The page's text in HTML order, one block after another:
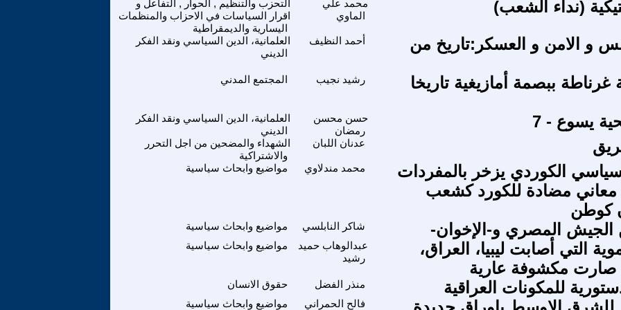
التحزب والتنظيم , الحوار , التفاعل و
اقرار السياسات في الاحزاب والمنظمات
اليسارية والديمقراطية
محمد علي
الماوي
(نداء الشعب)
العلمانية، الدين السياسي ونقد الفكر
الديني
أحمد النظيف و الامن و العسكر:تاريخ من
المجتمع المدني رشيد نجيب غرناطة ببصمة أمازيغية تاريخا
العلمانية، الدين السياسي ونقد الفكر
الديني
حسن محسن
رمضان
يسوع - 7
الشهداء والمضحين من اجل التحرر
والاشتراكية
عدنان اللبان
مواضيع وابحاث سياسية محمد مندلاوي
الكوردي يزخر بالمفردات
معاني مضادة للكورد كشعب
كوطن
مواضيع وابحاث سياسية شاكر النابلسي الجيش المصري و-الإخوان-
مواضيع وابحاث سياسية
عبدالوهاب حميد
رشيد
التي أصابت ليبيا، العراق،
صارت مكشوفة عارية
حقوق الانسان منذر الفضل للمكونات العراقية
مواضيع وابحاث سياسية فالح الحمراني